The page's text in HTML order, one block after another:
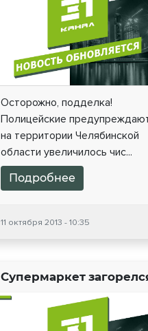
Осторожно, подделка!
Полицейские
на территории Челябинской
области увеличилось чис...
Подробнее
11 октября 2013 - 10:35
Супермаркет